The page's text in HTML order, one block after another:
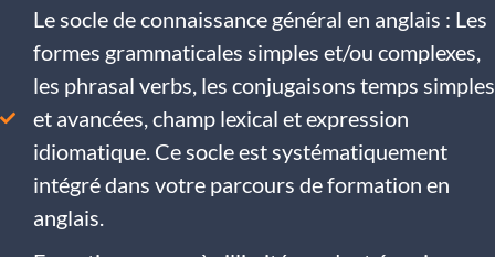
Le socle de connaissance général en anglais : Les
formes grammaticales simples et/ou complexes,
les phrasal verbs, les conjugaisons temps simples
et avancées, champ lexical et expression
idiomatique. Ce socle est systématiquement
intégré dans votre parcours de formation en
anglais.